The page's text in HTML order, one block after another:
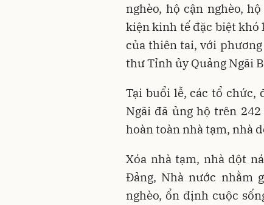
nghèo, hộ cận nghèo,
kiện kinh tế đặc biệt khó
của thiên tai, với
thư Tỉnh ủy Quảng Ngãi
Tại buổi lễ, các tổ chức,
Ngãi đã ủng hộ trên
hoàn toàn nhà tạm, nhà
Xóa nhà tạm, nhà dột
Đảng, Nhà nước nhằm
nghèo, ổn định cuộc